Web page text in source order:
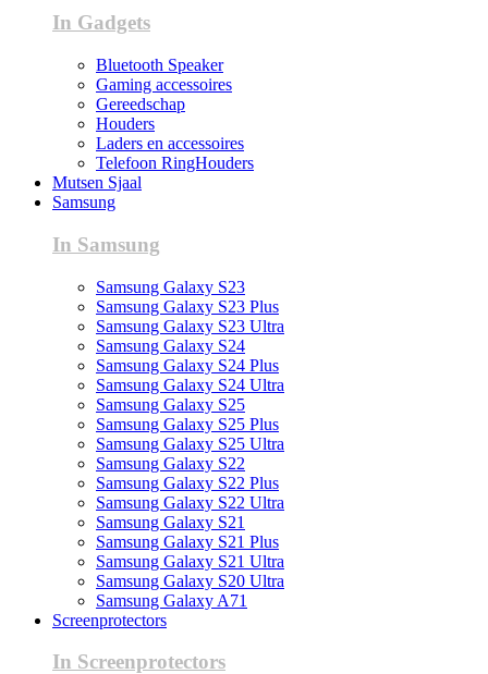
In Gadgets
Bluetooth Speaker
Gaming accessoires
Gereedschap
Houders
Laders en accessoires
Telefoon RingHouders
Mutsen Sjaal
Samsung
In Samsung
Samsung Galaxy S23
Samsung Galaxy S23 Plus
Samsung Galaxy S23 Ultra
Samsung Galaxy S24
Samsung Galaxy S24 Plus
Samsung Galaxy S24 Ultra
Samsung Galaxy S25
Samsung Galaxy S25 Plus
Samsung Galaxy S25 Ultra
Samsung Galaxy S22
Samsung Galaxy S22 Plus
Samsung Galaxy S22 Ultra
Samsung Galaxy S21
Samsung Galaxy S21 Plus
Samsung Galaxy S21 Ultra
Samsung Galaxy S20 Ultra
Samsung Galaxy A71
Screenprotectors
In Screenprotectors